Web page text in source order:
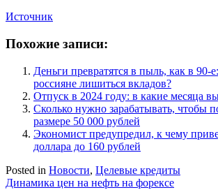
Источник
Похожие записи:
Деньги превратятся в пыль, как в 90-
россияне лишиться вкладов?
Отпуск в 2024 году: в какие месяца
Сколько нужно зарабатывать, чтобы
размере 50 000 рублей
Экономист предупредил, к чему
доллара до 160 рублей
Posted in Новости, Целевые кредиты
Навигация
Динамика цен на нефть на форексе